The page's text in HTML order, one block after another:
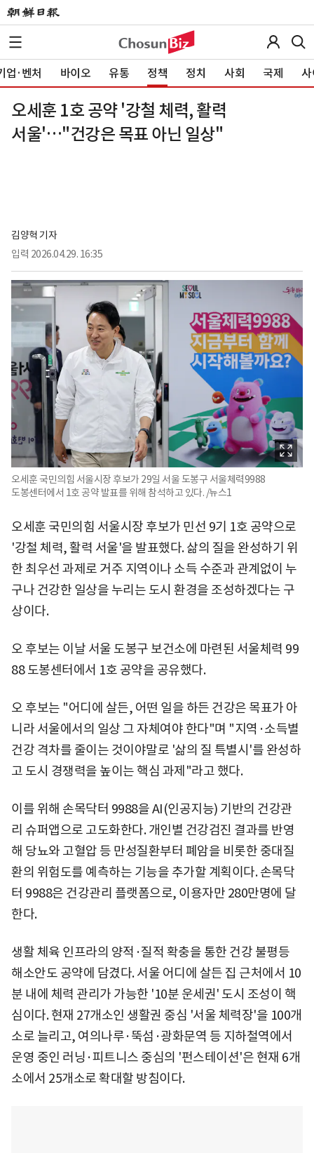
업·벤처 바이오 유통 정책 정치 사회 국제 사
오세훈 1호 공약 '강철 체력, 활력
서울'…"건강은 목표 아닌 일상"
김양혁 기자
입력 2026.04.29. 16:35
오세훈 국민의힘 서울시장 후보가 29일 서울 도봉구 서울체력9988
도봉센터에서 1호 공약 발표를 위해 참석하고 있다. /뉴스1
오세훈 국민의힘 서울시장 후보가 민선 9기 1호 공약으로
'강철 체력, 활력 서울'을 발표했다. 삶의 질을 완성하기 위
한 최우선 과제로 거주 지역이나 소득 수준과 관계없이 누
구나 건강한 일상을 누리는 도시 환경을 조성하겠다는 구
상이다.
오 후보는 이날 서울 도봉구 보건소에 마련된 서울체력 99
88 도봉센터에서 1호 공약을 공유했다.
오 후보는 "어디에 살든, 어떤 일을 하든 건강은 목표가 아
니라 서울에서의 일상 그 자체여야 한다"며 "지역·소득별
건강 격차를 줄이는 것이야말로 '삶의 질 특별시'를 완성하
고 도시 경쟁력을 높이는 핵심 과제"라고 했다.
이를 위해 손목닥터 9988을 AI(인공지능) 기반의 건강관
리 슈퍼앱으로 고도화한다. 개인별 건강검진 결과를 반영
해 당뇨와 고혈압 등 만성질환부터 폐암을 비롯한 중대질
환의 위험도를 예측하는 기능을 추가할 계획이다. 손목닥
터 9988은 건강관리 플랫폼으로, 이용자만 280만명에 달
한다.
생활 체육 인프라의 양적·질적 확충을 통한 건강 불평등
해소안도 공약에 담겼다. 서울 어디에 살든 집 근처에서 10
분 내에 체력 관리가 가능한 '10분 운세권' 도시 조성이 핵
심이다. 현재 27개소인 생활권 중심 '서울 체력장'을 100개
소로 늘리고, 여의나루·뚝섬·광화문역 등 지하철역에서
운영 중인 러닝·피트니스 중심의 '펀스테이션'은 현재 6개
소에서 25개소로 확대할 방침이다.